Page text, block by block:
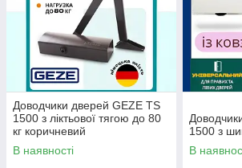
Доводчики дверей GEZE TS
1500 з ліктьової тягою до 80
кг коричневий
В наявності
1500 з
В